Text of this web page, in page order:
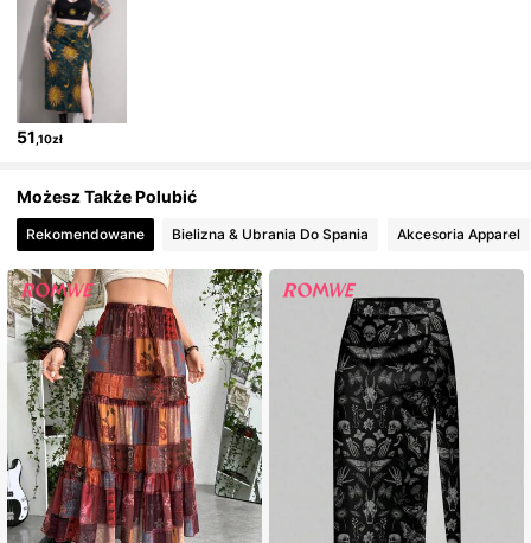
4,86 4.1M Obserwujący
51 ,10zł
Możesz Także Polubić
Rekomendowane Bielizna & Ubrania Do Spania Akcesoria Apparel